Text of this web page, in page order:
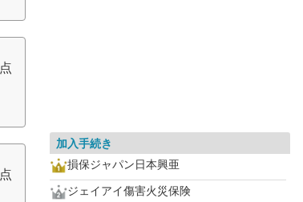
点
点
加入手続き
損保ジャパン日本興亜
ジェイアイ傷害火災保険